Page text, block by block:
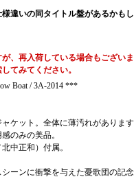
違いの同タイトル盤があるかも
、再入荷している場合もございま
てみてください。
Boat / 3A-2014 ***
ケット。全体に薄汚れがありま
のみの美品。
中正和）付属。
ーンに衝撃を与えた憂歌団の記念